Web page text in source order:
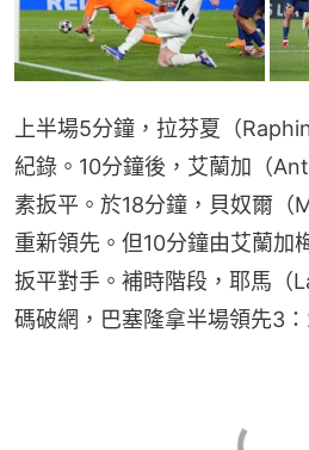
上半場5分鐘，拉芬夏（
紀錄。10分鐘後，艾蘭加（
素扳平。於18分鐘，貝奴爾（
重新領先。但10分鐘由艾蘭加
扳平對手。補時階段，耶馬（
碼破網，巴塞隆拿半場領先3：